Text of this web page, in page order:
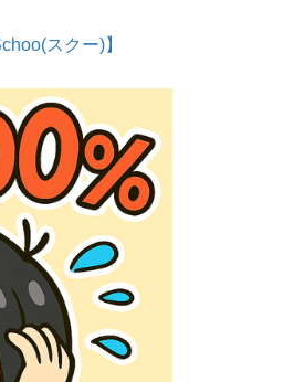
スクー)】